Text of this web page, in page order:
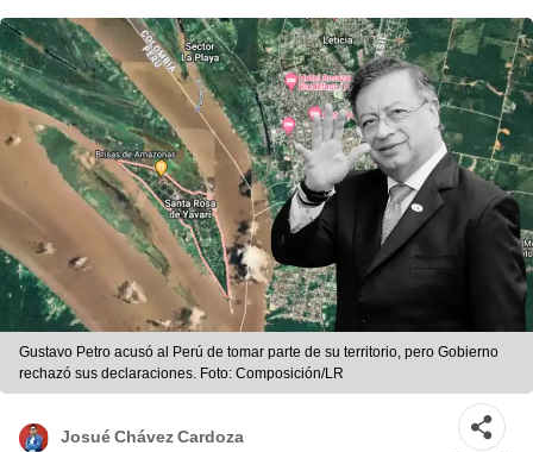
Gustavo Petro acusó al Perú de tomar parte de su territorio, pero Gobierno
rechazó sus declaraciones. Foto: Composición/LR
Josué Chávez Cardoza